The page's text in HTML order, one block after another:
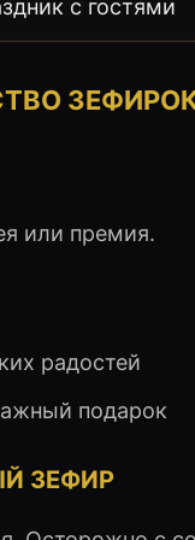
с гостями
или премия.
радостей
подарок
ЗЕФИР